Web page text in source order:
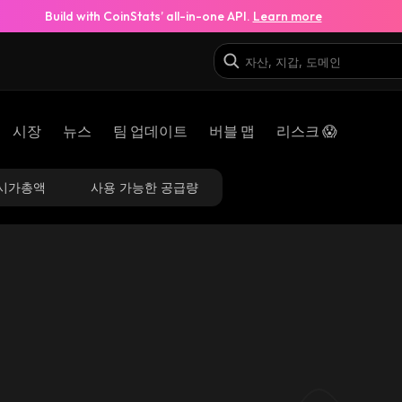
Build with CoinStats’ all-in-one API. Learn more
시장 뉴스 팀 업데이트 버블 맵 리스크 😱
가총액 사용 가능한 공급량